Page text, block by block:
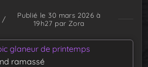
/
Publié le 30 mars 2026 à
19h27 par Zora
glaneur de printemps
ramassé